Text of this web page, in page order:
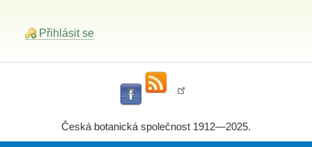
Přihlásit se
Česká botanická společnost 1912—2025.